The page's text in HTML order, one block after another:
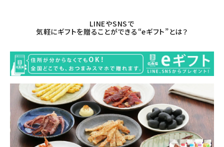
お問い合わせ
ご利用ガイド
直営店
LINEやSNSで
気軽にギフトを贈ることができる“eギフト”とは？